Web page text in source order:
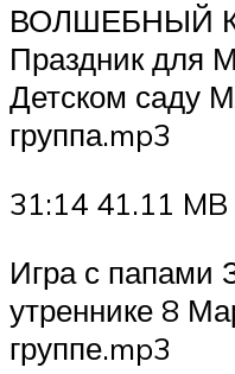
ВОЛШЕБНЫЙ
Праздник для
Детском
группа.mp3
31:14 41.11
Игра с папами
утреннике 8
группе.mp3